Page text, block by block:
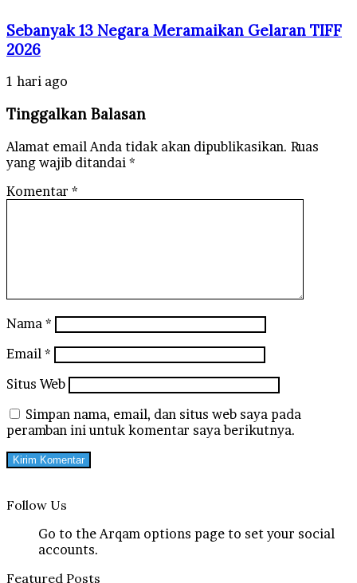
Sebanyak 13 Negara Meramaikan Gelaran TIFF
2026
1 hari ago
Tinggalkan Balasan
Alamat email Anda tidak akan dipublikasikan. Ruas
yang wajib ditandai *
Komentar *
Nama *
Email *
Situs Web
Simpan nama, email, dan situs web saya pada
peramban ini untuk komentar saya berikutnya.
Follow Us
Go to the Arqam options page to set your social
accounts.
Featured Posts